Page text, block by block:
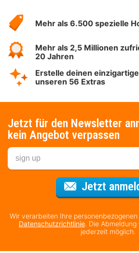
Hotelspecials
Mehr als 6.500 spezielle
Mehr als 2,5 Millionen
20 Jahren
Erstelle deinen
unseren 56 Extras
Jetzt für den Newsletter
kein Angebot verpassen
Jetzt
Wir verarbeiten Ihre
Datenschutzrichtlinie. Die
jederzeit möglich.